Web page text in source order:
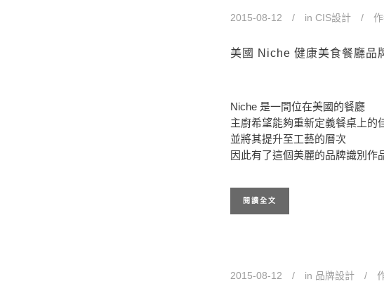
2015-08-12 in CIS設計
美國 Niche 健康美食餐廳品
Niche 是一間位在美國的餐廳
主廚希望能夠重新定義餐桌上的
並將其提升至工藝的層次
因此有了這個美麗的品牌識別作
閱讀全文
2015-08-12 in 品牌設計